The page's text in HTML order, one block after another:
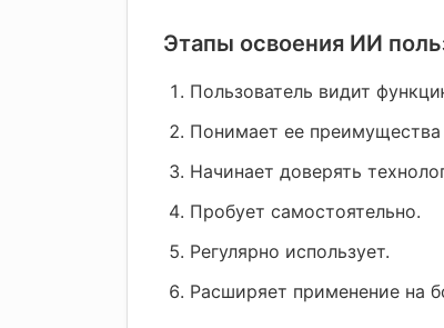
Этапы освоения ИИ
Пользователь видит
Понимает ее
Начинает доверять
Пробует самостоятельно.
Регулярно использует.
Расширяет применение на